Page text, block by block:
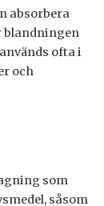
absorbera
blandningen
ofta i
och
som
såsom